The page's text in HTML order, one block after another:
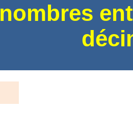
nombres